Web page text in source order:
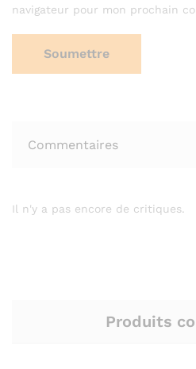
navigateur pour mon prochain
Commentaires
Il n'y a pas encore de critiques.
Produits